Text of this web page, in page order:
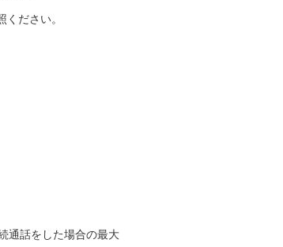
ださい。
通話をした場合の最大